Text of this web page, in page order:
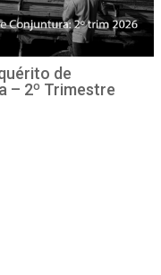
de
– 2º Trimestre